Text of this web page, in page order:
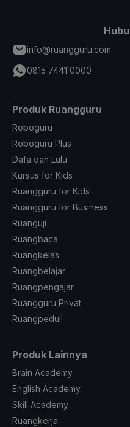
info@ruangguru.com
0815 7441 0000
Produk Ruangguru
Roboguru
Roboguru Plus
Dafa dan Lulu
Kursus for Kids
Ruangguru for Kids
Ruangguru for Business
Ruanguji
Ruangbaca
Ruangkelas
Ruangbelajar
Ruangpengajar
Ruangguru Privat
Ruangpeduli
Produk Lainnya
Brain Academy
English Academy
Skill Academy
Ruangkerja